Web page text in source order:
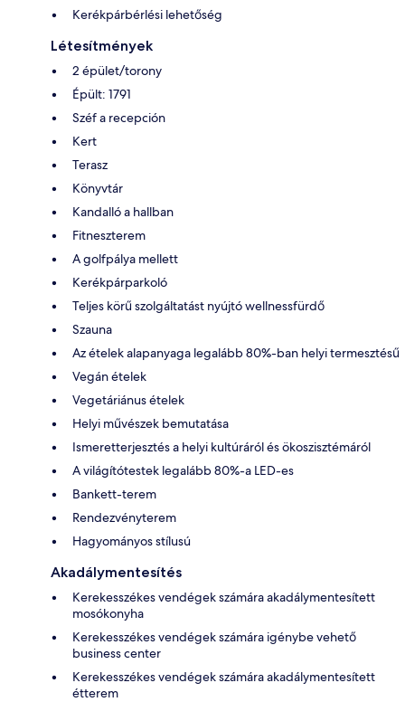
Kerékpárbérlési lehetőség
Létesítmények
2 épület/torony
Épült: 1791
Széf a recepción
Kert
Terasz
Könyvtár
Kandalló a hallban
Fitneszterem
A golfpálya mellett
Kerékpárparkoló
Teljes körű szolgáltatást nyújtó wellnessfürdő
Szauna
Az ételek alapanyaga legalább 80%-ban helyi termesztésű
Vegán ételek
Vegetáriánus ételek
Helyi művészek bemutatása
Ismeretterjesztés a helyi kultúráról és ökoszisztémáról
A világítótestek legalább 80%-a LED-es
Bankett-terem
Rendezvényterem
Hagyományos stílusú
Akadálymentesítés
Kerekesszékes vendégek számára akadálymentesített
mosókonyha
Kerekesszékes vendégek számára igénybe vehető
business center
Kerekesszékes vendégek számára akadálymentesített
étterem